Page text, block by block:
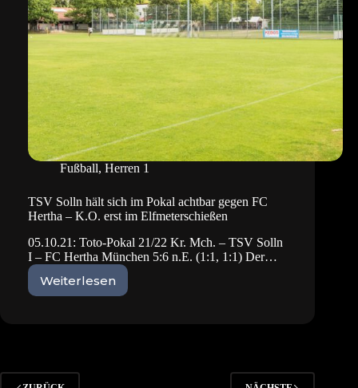
Fußball, Herren 1
TSV Solln hält sich im Pokal achtbar gegen FC
Hertha – K.O. erst im Elfmeterschießen
05.10.21: Toto-Pokal 21/22 Kr. Mch. – TSV Solln
I – FC Hertha München 5:6 n.E. (1:1, 1:1) Der…
Weiterlesen
TSV
achtbar